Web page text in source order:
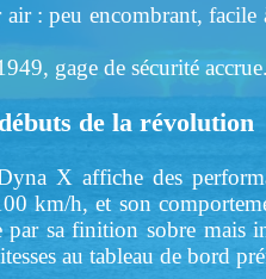
: peu encombrant, facile
gage de sécurité accrue.
de la révolution
X affiche des
km/h, et son
par sa finition sobre mais
au tableau de bord